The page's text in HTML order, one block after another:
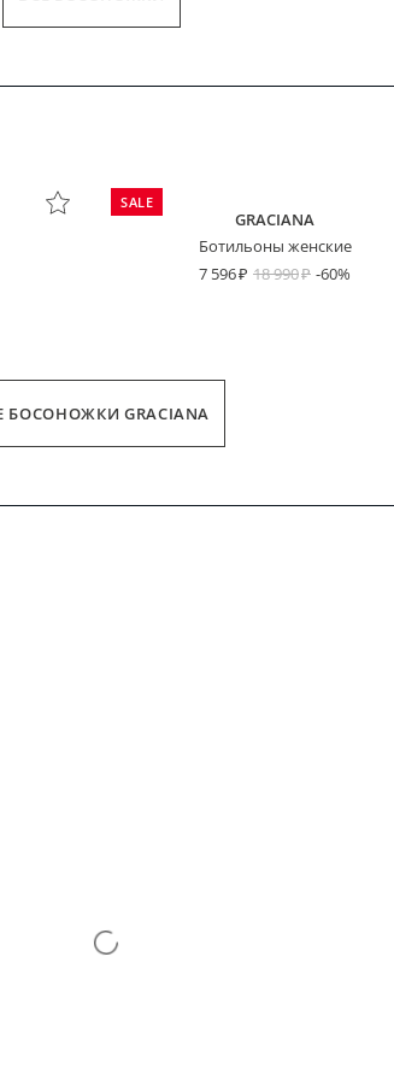
SALE
GRACIANA
Ботильоны женские
7 596
18 990 -60%
БОСОНОЖКИ GRACIANA